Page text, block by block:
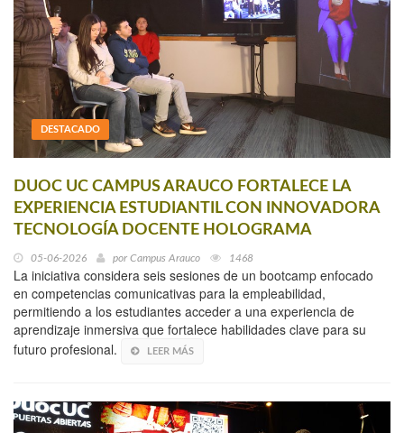
DESTACADO
DUOC UC CAMPUS ARAUCO FORTALECE LA
EXPERIENCIA ESTUDIANTIL CON INNOVADORA
TECNOLOGÍA DOCENTE HOLOGRAMA
05-06-2026 por Campus Arauco 1468
La iniciativa considera seis sesiones de un bootcamp enfocado
en competencias comunicativas para la empleabilidad,
permitiendo a los estudiantes acceder a una experiencia de
aprendizaje inmersiva que fortalece habilidades clave para su
futuro profesional.
LEER MÁS